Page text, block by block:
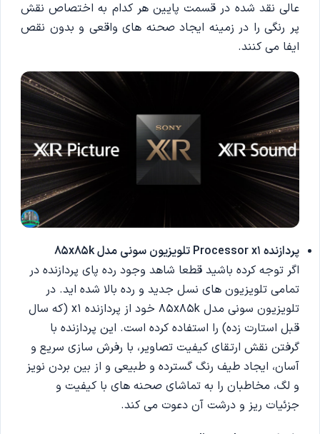
عالی نقد شده در قسمت پایین هر کدام به اختصاص نقش
پر رنگی را در زمینه ایجاد صحنه های واقعی و بدون نقص
ایفا می کنند.
پردازنده Processor x1 تلویزیون سونی مدل 85x85k
اگر توجه کرده باشید قطعا شاهد وجود رده پای پردازنده در
تمامی تلویزیون های نسل جدید و رده بالا شده اید. در
تلویزیون سونی مدل 85x85k خود از پردازنده x1 (که سال
قبل استارت زده) را استفاده کرده است. این پردازنده با
گرفتن نقش ارتقای کیفیت تصاویر، با رفرش سازی سریع و
آسان، ایجاد طیف رنگ گسترده و طبیعی و از بین بردن نویز
و لگ، مخاطبان را به تماشای صحنه های با کیفیت و
جزئیات ریز و درشت آن دعوت می کند.